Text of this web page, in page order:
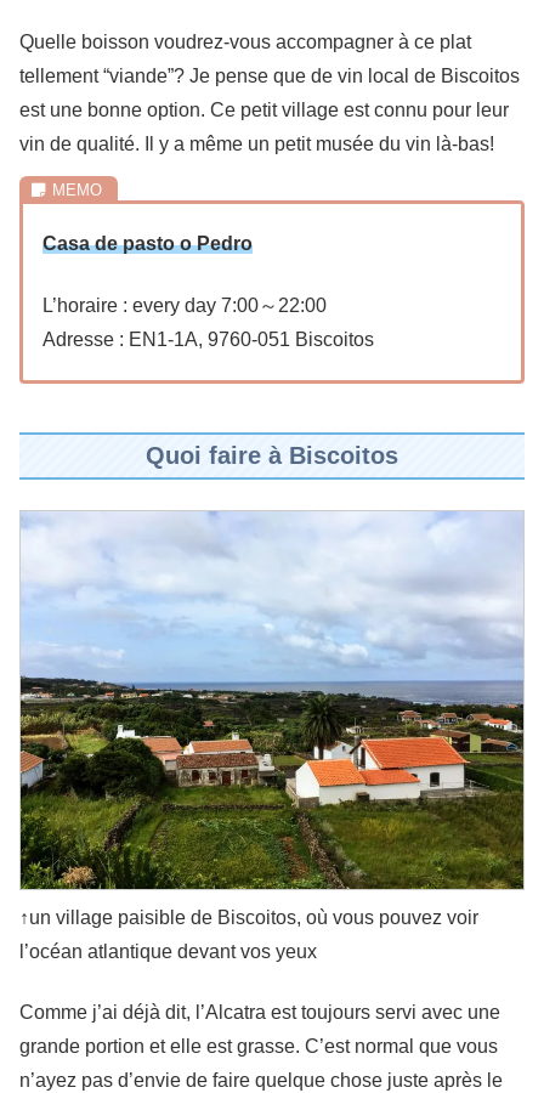
Quelle boisson voudrez-vous accompagner à ce plat
tellement “viande”? Je pense que de vin local de Biscoitos
est une bonne option. Ce petit village est connu pour leur
vin de qualité. Il y a même un petit musée du vin là-bas!
Casa de pasto o Pedro
L’horaire : every day 7:00～22:00
Adresse : EN1-1A, 9760-051 Biscoitos
Quoi faire à Biscoitos
↑un village paisible de Biscoitos, où vous pouvez voir
l’océan atlantique devant vos yeux
Comme j’ai déjà dit, l’Alcatra est toujours servi avec une
grande portion et elle est grasse. C’est normal que vous
n’ayez pas d’envie de faire quelque chose juste après le